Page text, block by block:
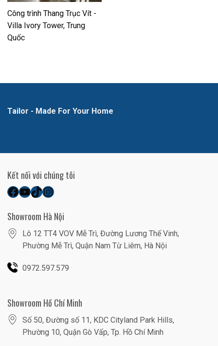
Công trình Thang Trục Vít -
Villa Ivory Tower, Trung
Quốc
Tailor - Made For Your Home
Kết nối với chúng tôi
Facebook
YouTube
TikTok
Instagram
Showroom Hà Nội
Lô 12 TT4 VOV Mễ Trì, Đường Lương Thế Vinh,
Phường Mễ Trì, Quận Nam Từ Liêm, Hà Nội
0972.597.579
Showroom Hồ Chí Minh
Số 50, Đường số 11, KDC Cityland Park Hills,
Phường 10, Quận Gò Vấp, Tp. Hồ Chí Minh